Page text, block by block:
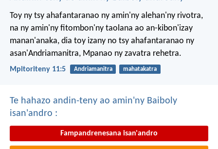
Toy ny tsy ahafantaranao ny amin'ny alehan'ny rivotra,
na ny amin'ny fitombon'ny taolana ao an-kibon'izay
manan'anaka, dia toy izany no tsy ahafantaranao ny
asan'Andriamanitra, Mpanao ny zavatra rehetra.
Mpitoriteny 11:5 Andriamanitra mahatakatra
Te hahazo andin-teny ao amin'ny Baiboly
isan'andro :
Fampandrenesana isan'andro